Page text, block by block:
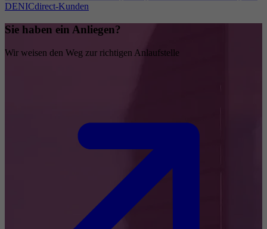
DENICdirect-Kunden
Sie haben ein Anliegen?
Wir weisen den Weg zur richtigen Anlaufstelle